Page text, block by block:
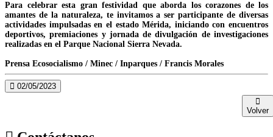
Para celebrar esta gran festividad que aborda los corazones de los
amantes de la naturaleza, te invitamos a ser participante de diversas
actividades impulsadas en el estado Mérida, iniciando con encuentros
deportivos, premiaciones y jornada de divulgación de investigaciones
realizadas en el Parque Nacional Sierra Nevada.
Prensa Ecosocialismo / Minec / Inparques / Francis Morales
02/05/2023
Volver